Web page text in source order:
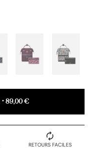
• 89,00 €
RETOURS FACILES